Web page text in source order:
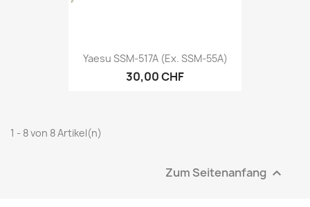
Yaesu SSM-517A (ex. SSM-55A)
30,00 CHF
1 - 8 von 8 Artikel(n)
Zum Seitenanfang 